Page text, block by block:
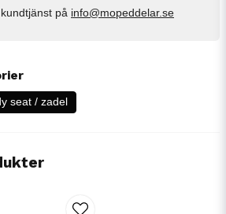
på info@mopeddelar.se
seat / zadel